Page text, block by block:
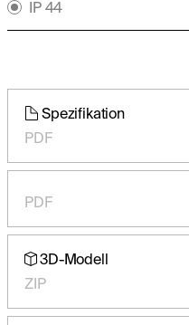
IP 44
Spezifikation
PDF
PDF
3D-Modell
ZIP